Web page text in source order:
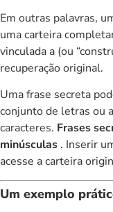
Em outras palavras,
uma carteira
vinculada a (ou
recuperação original.
Uma frase secreta
conjunto de letras ou
caracteres. Frases
minúsculas . Inserir
acesse a carteira
Um exemplo